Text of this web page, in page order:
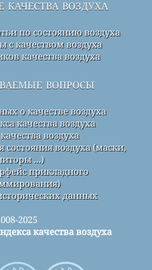
воздуха
по состоянию воздуха
с качеством воздуха
качества воздуха
вопросы
о качестве воздуха
качества воздуха
воздуха
состояния воздуха (маски,
...)
прикладного
данных
2025
качества воздуха